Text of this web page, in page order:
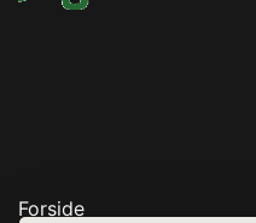
Forside